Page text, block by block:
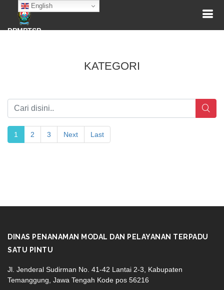
English
DPMPTSP
KATEGORI
1 2 3 Next Last
DINAS PENANAMAN MODAL DAN PELAYANAN TERPADU
SATU PINTU
Jl. Jenderal Sudirman No. 41-42 Lantai 2-3, Kabupaten
Temanggung, Jawa Tengah Kode pos 56216